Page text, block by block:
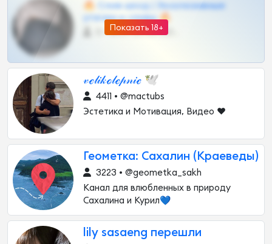
Показать 18+
🔥 Слив шкод | Эксклюзивные
утечки и сливы 🔥
0 •
𝓋ℯ𝓁𝒾𝓀ℴ𝓁ℯ𝓅𝓃𝒾ℯ 🕊
4411 • @mactubs
Эстетика и Мотивация, Видео ❤️
Геометка: Сахалин (Краеведы)
3223 • @geometka_sakh
Канал для влюбленных в природу
Сахалина и Курил💙
lily sasaeng перешли